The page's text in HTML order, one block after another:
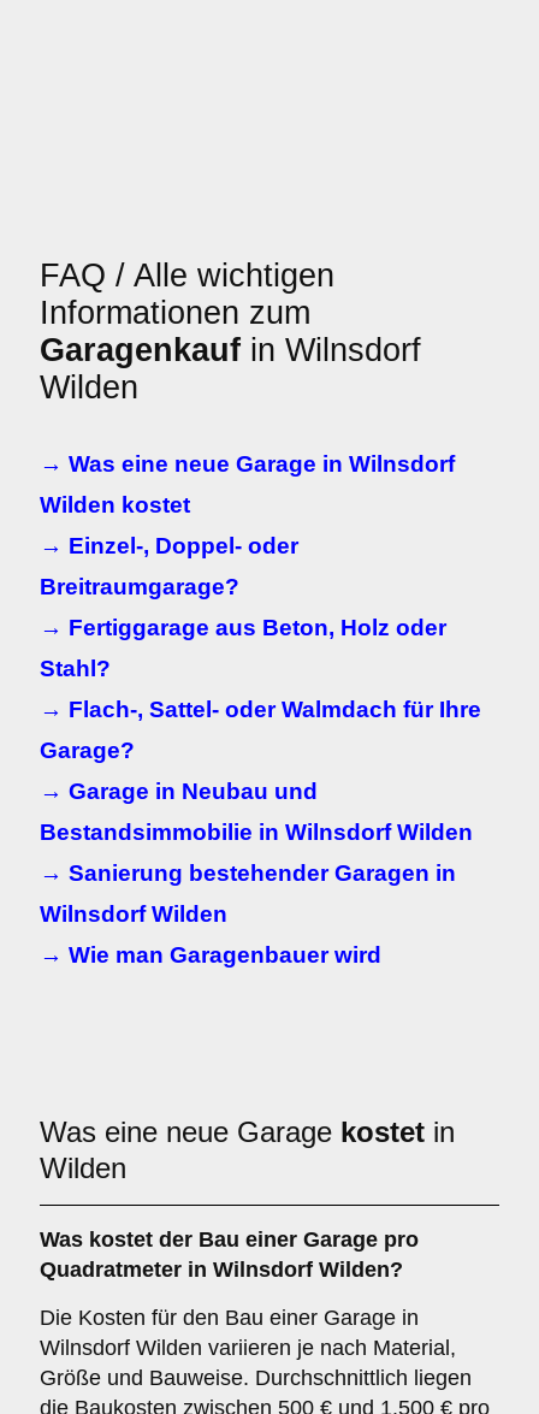
FAQ / Alle wichtigen
Informationen zum
Garagenkauf in Wilnsdorf
Wilden
→ Was eine neue Garage in Wilnsdorf
Wilden kostet
→ Einzel-, Doppel- oder
Breitraumgarage?
→ Fertiggarage aus Beton, Holz oder
Stahl?
→ Flach-, Sattel- oder Walmdach für Ihre
Garage?
→ Garage in Neubau und
Bestandsimmobilie in Wilnsdorf Wilden
→ Sanierung bestehender Garagen in
Wilnsdorf Wilden
→ Wie man Garagenbauer wird
Was eine neue Garage kostet in
Wilden
Was kostet der Bau einer Garage pro
Quadratmeter in Wilnsdorf Wilden?
Die Kosten für den Bau einer Garage in
Wilnsdorf Wilden variieren je nach Material,
Größe und Bauweise. Durchschnittlich liegen
die Baukosten zwischen 500 € und 1.500 € pro